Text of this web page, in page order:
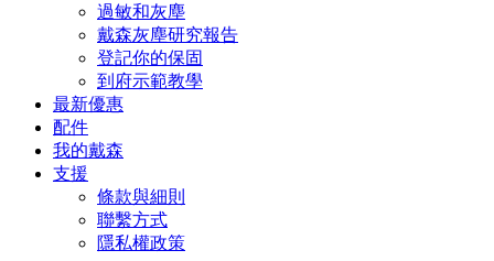
過敏和灰塵
戴森灰塵研究報告
登記你的保固
到府示範教學
最新優惠
配件
我的戴森
支援
條款與細則
聯繫方式
隱私權政策